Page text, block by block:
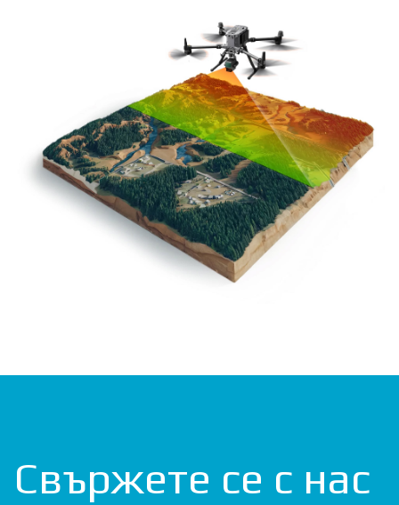
Свържете се с нас